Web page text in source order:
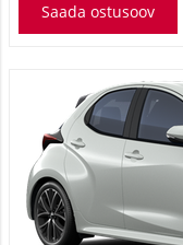
Saada ostusoov